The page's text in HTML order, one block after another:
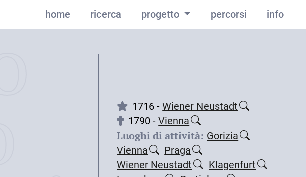
home ricerca progetto percorsi info
1716 -Wiener Neustadt
1790 -Vienna
Luoghi di attività: Gorizia
Vienna
Praga
Wiener Neustadt
Klagenfurt